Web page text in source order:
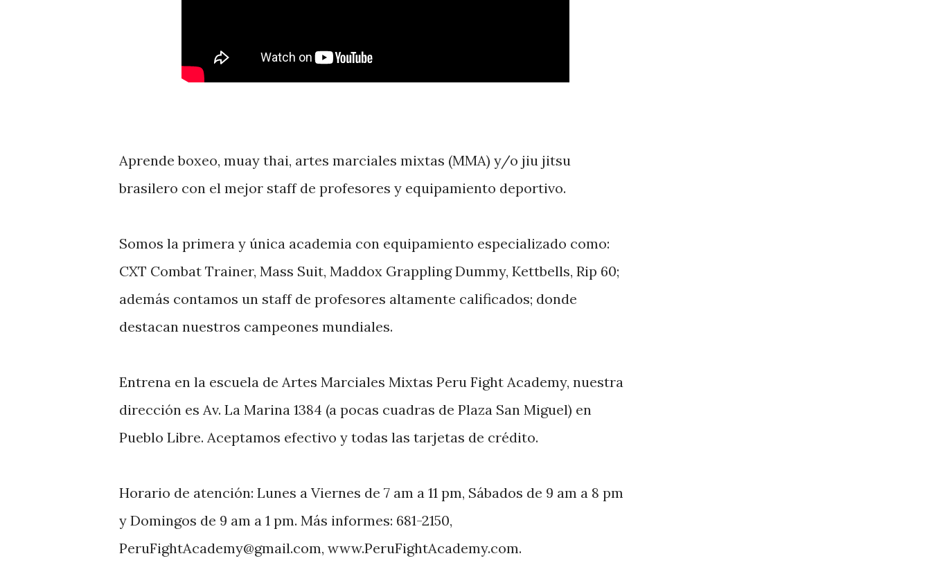
Aprende boxeo, muay thai, artes marciales mixtas (MMA) y/o jiu jitsu
brasilero con el mejor staff de profesores y equipamiento deportivo.
Somos la primera y única academia con equipamiento especializado como:
CXT Combat Trainer, Mass Suit, Maddox Grappling Dummy, Kettbells, Rip 60;
además contamos un staff de profesores altamente calificados; donde
destacan nuestros campeones mundiales.
Entrena en la escuela de Artes Marciales Mixtas Peru Fight Academy, nuestra
dirección es Av. La Marina 1384 (a pocas cuadras de Plaza San Miguel) en
Pueblo Libre. Aceptamos efectivo y todas las tarjetas de crédito.
Horario de atención: Lunes a Viernes de 7 am a 11 pm, Sábados de 9 am a 8 pm
y Domingos de 9 am a 1 pm. Más informes: 681-2150,
PeruFightAcademy@gmail.com, www.PeruFightAcademy.com.